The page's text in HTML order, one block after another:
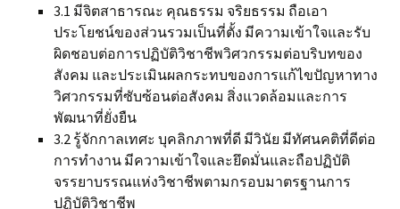
3.1 มีจิตสาธารณะ คุณธรรม จริยธรรม ถือเอา
ประโยชน์ของส่วนรวมเป็นที่ตั้ง มีความเข้าใจและรับ
ผิดชอบต่อการปฏิบัติวิชาชีพวิศวกรรมต่อบริบทของ
สังคม และประเมินผลกระทบของการแก้ไขปัญหาทาง
วิศวกรรมที่ซับซ้อนต่อสังคม สิ่งแวดล้อมและการ
พัฒนาที่ยั่งยืน
3.2 รู้จักกาลเทศะ บุคลิกภาพที่ดี มีวินัย มีทัศนคติที่ดีต่อ
การทำงาน มีความเข้าใจและยึดมั่นและถือปฏิบัติ
จรรยาบรรณแห่งวิชาชีพตามกรอบมาตรฐานการ
ปฏิบัติวิชาชีพ